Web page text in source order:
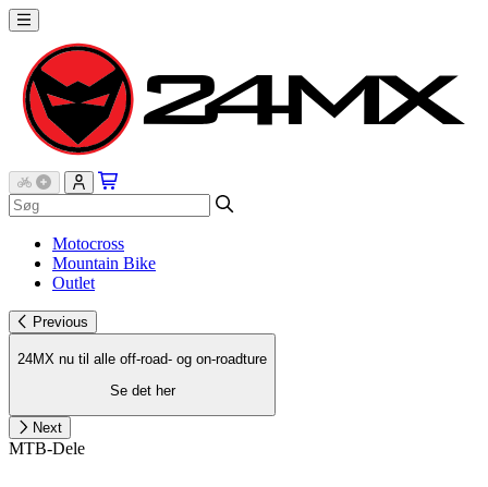
Motocross
Mountain Bike
Outlet
Previous
24MX nu til alle off-road- og on-roadture
Se det her
Next
MTB-Dele